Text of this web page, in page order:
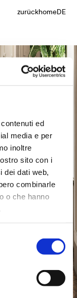
ed
media e per
inoltre
sito con i
dei dati web,
combinarle
o che hanno
zurückhomeDE